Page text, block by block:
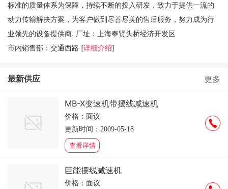
标准的质量体系为保障，持续不断的投入研发，致力于提供一流的
动力传输解决方案，为客户做到尽善尽美的售后服务，努力成为行
业领先的设备提供商. 厂址：上海奉贤头桥经济开发区
市内销售部：交通西路 [详细介绍]
最新供应 更多
MB-X变速机带摆线减速机
价格：面议
更新时间：2009-05-18
查看详情
巨能摆线减速机
价格：面议